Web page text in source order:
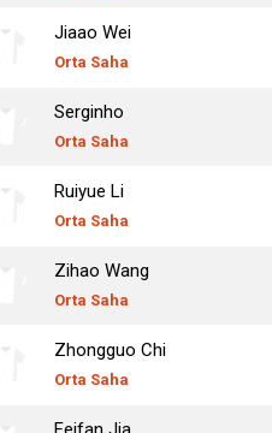
Jiaao Wei
Orta Saha
Serginho
Orta Saha
Ruiyue Li
Orta Saha
Zihao Wang
Orta Saha
Zhongguo Chi
Orta Saha